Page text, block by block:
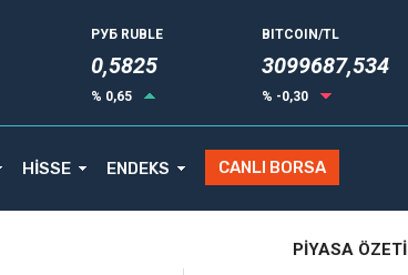
РУБ RUBLE
0,5835
% 0,65
BITCOIN/TL
3099687,534
% -0,30
HİSSE ENDEKS CANLI BORSA
PİYASA ÖZETİ